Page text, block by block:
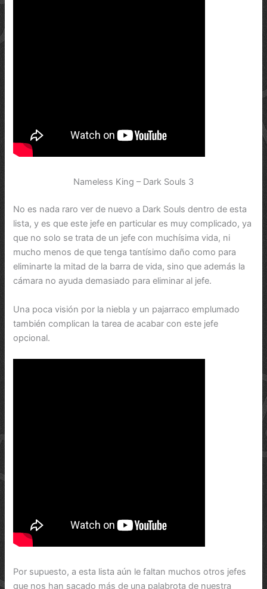
Nameless King – Dark Souls 3
No es nada raro ver de nuevo a Dark Souls dentro de esta
lista, y es que este jefe en particular es muy complicado, ya
que no solo se trata de un jefe con muchísima vida, ni
mucho menos de que tenga tantísimo daño como para
eliminarte la mitad de la barra de vida, sino que además la
cámara no ayuda demasiado para eliminar al jefe.
Una poca visión por la niebla y un pajarraco emplumado
también complican la tarea de acabar con este jefe
opcional.
Por supuesto, a esta lista aún le faltan muchos otros jefes
que nos han sacado más de una palabrota de nuestra